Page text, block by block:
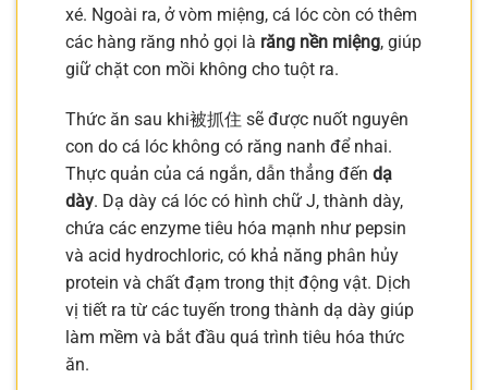
xé. Ngoài ra, ở vòm miệng, cá lóc còn có thêm
các hàng răng nhỏ gọi là răng nền miệng, giúp
giữ chặt con mồi không cho tuột ra.
Thức ăn sau khi被抓住 sẽ được nuốt nguyên
con do cá lóc không có răng nanh để nhai.
Thực quản của cá ngắn, dẫn thẳng đến dạ
dày. Dạ dày cá lóc có hình chữ J, thành dày,
chứa các enzyme tiêu hóa mạnh như pepsin
và acid hydrochloric, có khả năng phân hủy
protein và chất đạm trong thịt động vật. Dịch
vị tiết ra từ các tuyến trong thành dạ dày giúp
làm mềm và bắt đầu quá trình tiêu hóa thức
ăn.